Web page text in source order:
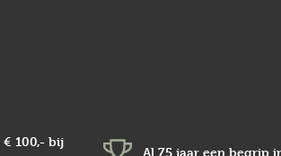
€ 100,- bij
Al 75 jaar een begrip